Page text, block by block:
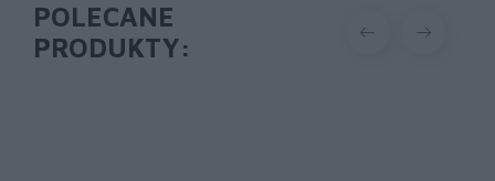
POLECANE
PRODUKTY: